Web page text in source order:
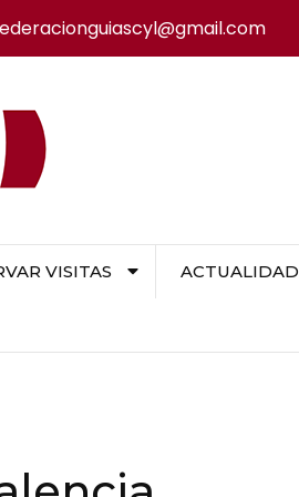
VISITAS ACTUALIDAD